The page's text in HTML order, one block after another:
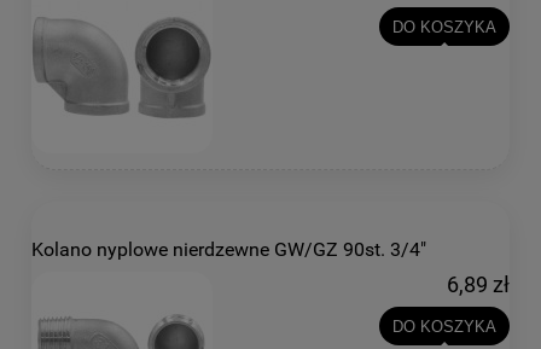
DO KOSZYKA
Kolano nyplowe nierdzewne GW/GZ 90st. 3/4"
6,89 zł
DO KOSZYKA